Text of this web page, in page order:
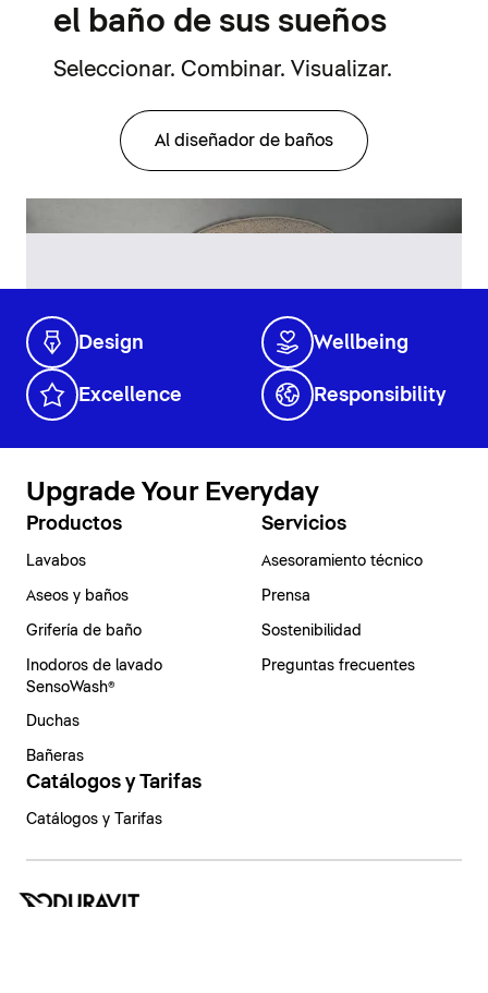
el baño de sus sueños
Seleccionar. Combinar. Visualizar.
Al diseñador de baños
Design Wellbeing
Excellence Responsibility
Upgrade Your Everyday
Productos
Lavabos
Aseos y baños
Grifería de baño
Inodoros de lavado
SensoWash®
Duchas
Bañeras
Servicios
Asesoramiento técnico
Prensa
Sostenibilidad
Preguntas frecuentes
Catálogos y Tarifas
Catálogos y Tarifas